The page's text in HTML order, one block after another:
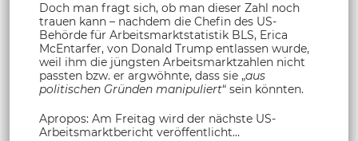
Doch man fragt sich, ob man dieser Zahl noch
trauen kann – nachdem die Chefin des US-
Behörde für Arbeitsmarktstatistik BLS, Erica
McEntarfer, von Donald Trump entlassen wurde,
weil ihm die jüngsten Arbeitsmarktzahlen nicht
passten bzw. er argwöhnte, dass sie „aus
politischen Gründen manipuliert“ sein könnten.
Apropos: Am Freitag wird der nächste US-
Arbeitsmarktbericht veröffentlicht…